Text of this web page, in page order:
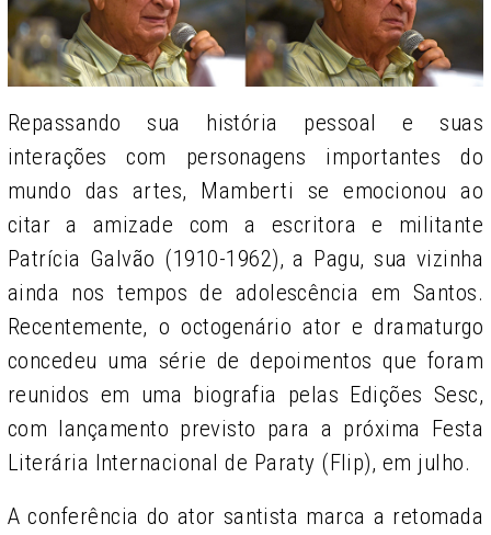
Repassando sua história pessoal e suas
interações com personagens importantes do
mundo das artes, Mamberti se emocionou ao
citar a amizade com a escritora e militante
Patrícia Galvão (1910-1962), a Pagu, sua vizinha
ainda nos tempos de adolescência em Santos.
Recentemente, o octogenário ator e dramaturgo
concedeu uma série de depoimentos que foram
reunidos em uma biografia pelas Edições Sesc,
com lançamento previsto para a próxima Festa
Literária Internacional de Paraty (Flip), em julho.
A conferência do ator santista marca a retomada